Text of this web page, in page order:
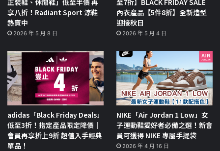
正裝鞋、休閒鞋」低至半價 再
享八折！Radiant Sport 涼鞋
熱賣中
2026 年 5 月 8 日
至7折】BLACK FRIDAY SALE
內衣產品【5件8折】全新造型
迎接秋日
2026 年 5 月 4 日
adidas「Black Friday Deals」
低至3折！指定產品限定降價｜
會員再享折上9折 超值入手經典
單品！
NIKE「Air Jordan 1 Low」女
子運動鞋愛好者必備之選！新會
員可獲得 NIKE 專屬手提袋
2026 年 4 月 16 日